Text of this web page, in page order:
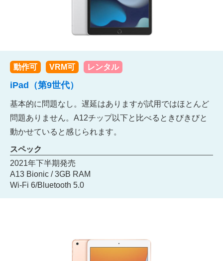
動作可 VRM可 レンタル
iPad（第9世代）
基本的に問題なし。遅延はありますが試用ではほとんど
問題ありません。A12チップ以下と比べるときびきびと
動かせていると感じられます。
スペック
2021年下半期発売
A13 Bionic / 3GB RAM
Wi-Fi 6/Bluetooth 5.0